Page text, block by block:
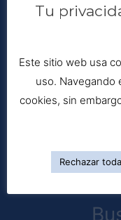
Buscar:
Tu
Este sitio web usa
uso. Navegando
cookies, sin
Rechazar